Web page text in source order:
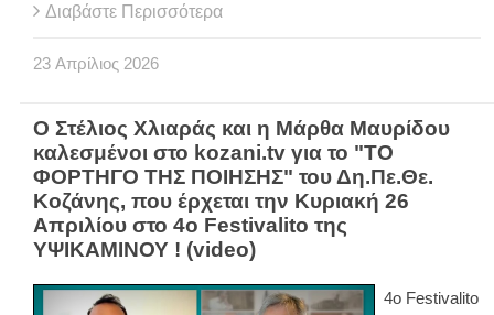
Διαβάστε Περισσότερα
23 Απρίλιος 2026
Ο Στέλιος Χλιαράς και η Μάρθα Μαυρίδου
καλεσμένοι στο kozani.tv για το "ΤΟ
ΦΟΡΤΗΓΟ ΤΗΣ ΠΟΙΗΣΗΣ" του Δη.Πε.Θε.
Κοζάνης, που έρχεται την Κυριακή 26
Απριλίου στο 4ο Festivalito της
ΥΨΙΚΑΜΙΝΟΥ ! (video)
4ο Festivalito